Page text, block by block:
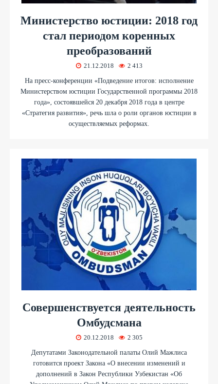
Министерство юстиции: 2018 год
стал периодом коренных
преобразований
21.12.2018 2 413
На пресс-конференции «Подведение итогов: исполнение
Министерством юстиции Государственной программы 2018
года», состоявшейся 20 декабря 2018 года в центре
«Стратегия развития», речь шла о роли органов юстиции в
осуществляемых реформах.
Совершенствуется деятельность
Омбудсмана
20.12.2018 2 305
Депутатами Законодательной палаты Олий Мажлиса
готовится проект Закона «О внесении изменений и
дополнений в Закон Республики Узбекистан «Об